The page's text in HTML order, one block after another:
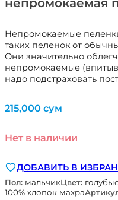
Непромокаемые
таких пеленок от
Они значительно
непромокаемые
надо подстраховать
215,000 сум
Нет в наличии
ДОБАВИТЬ В
Пол: мальчикЦвет:
100% хлопок махра